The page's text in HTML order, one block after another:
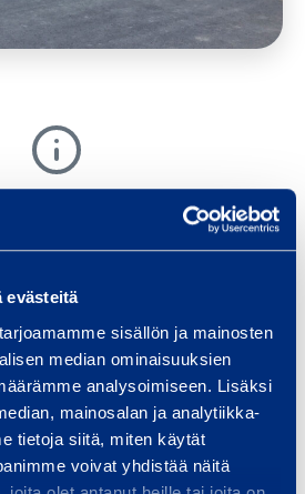
evästeitä
sisällön ja mainosten
median ominaisuuksien
analysoimiseen. Lisäksi
mainosalan ja analytiikka-
tietoja siitä, miten käytät
voivat yhdistää näitä
marketing cookies.
service! We have